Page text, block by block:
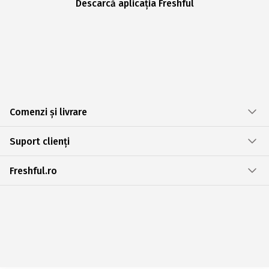
Descarcă aplicația Freshful
Comenzi și livrare
Suport clienți
Freshful.ro